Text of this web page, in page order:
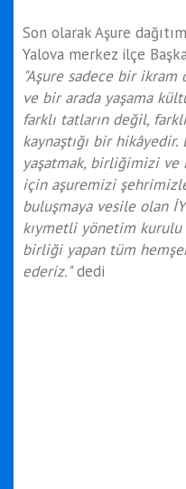
Son olarak Aşure
Yalova merkez ilçe
"Aşure sadece bir ikram
ve bir arada yaşama
farklı tatların değil,
kaynaştığı bir
yaşatmak, birliğimizi
için aşuremizi
buluşmaya vesile olan
kıymetli yönetim
birliği yapan tüm
ederiz."dedi